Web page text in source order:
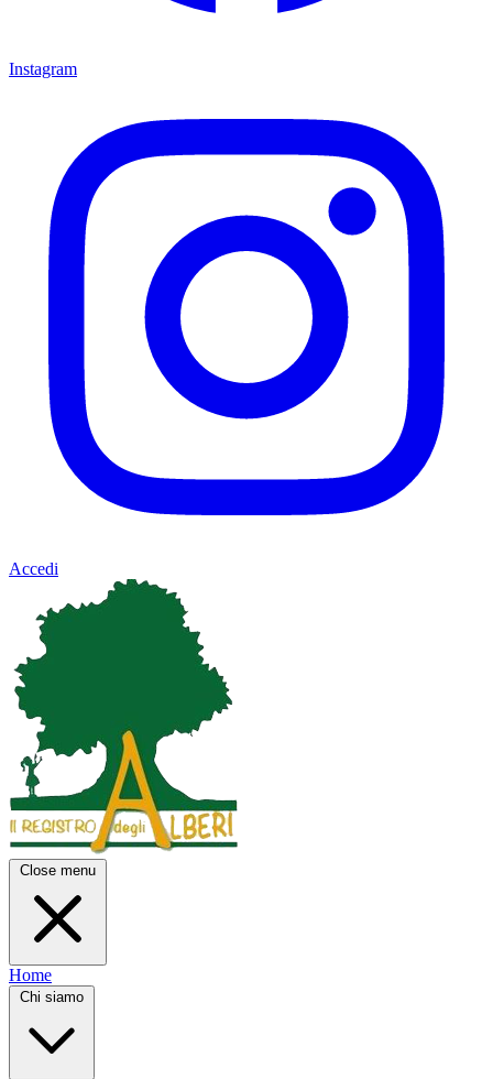
Instagram
Accedi
Close menu
Home
Chi siamo